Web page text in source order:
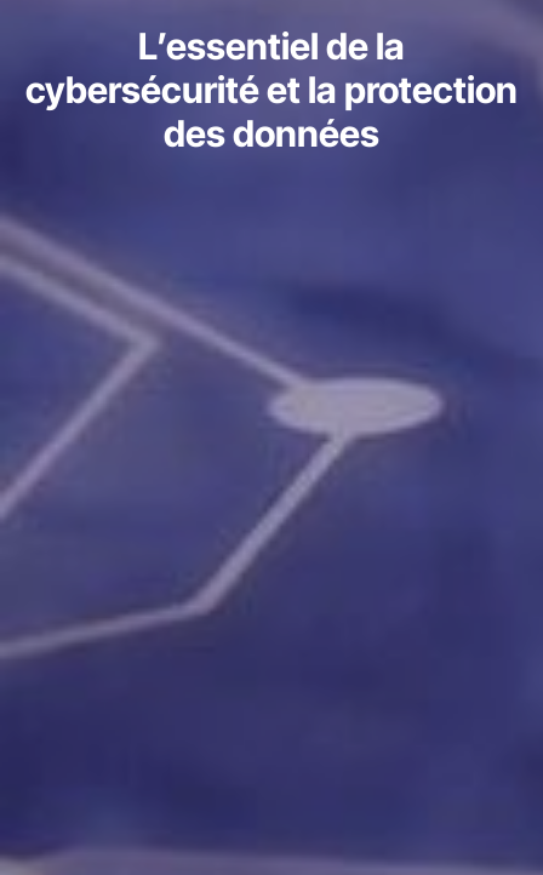
L’essentiel de la
cybersécurité et la protection
des données